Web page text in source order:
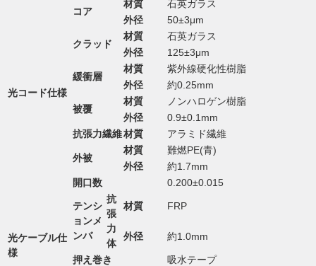
光コード仕様
コア
材質
石英ガラス
外径
50±3μm
クラッド
材質
石英ガラス
外径
125±3μm
緩衝層
材質
紫外線硬化性樹脂
外径
約0.25mm
被覆
材質
ノンハロゲン樹脂
外径
0.9±0.1mm
抗張力繊維材質 アラミド繊維
外被
材質
難燃PE(青)
外径
約1.7mm
開口数
0.200±0.015
光ケーブル仕
様
テンシ
ョンメ
ンバ
抗
張
力
体
材質 FRP
外径 約1.0mm
押え巻き
吸水テープ